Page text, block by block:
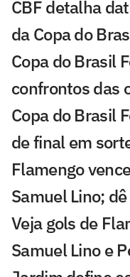
CBF detalha
da Copa do
Copa do Brasil
confrontos das
Copa do Brasil
de final em
Flamengo
Samuel Lino;
Veja gols de
Samuel Lino e